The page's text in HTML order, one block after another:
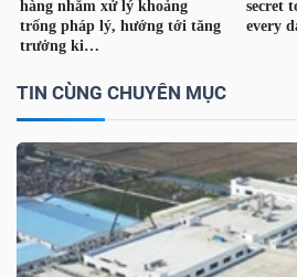
TIN CÙNG CHUYÊN MỤC